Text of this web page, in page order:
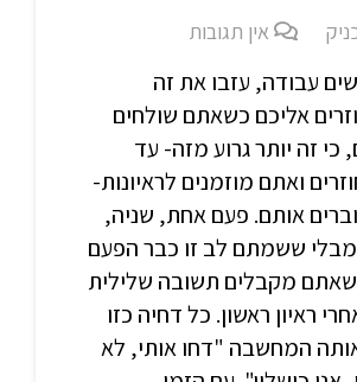
אין תגובות
עבודה, עזבו את זה
אליכם כשאתם שולחים
כי זה יותר גרוע מזה- עד
ואתם מוזמנים לראיונות-
אותם. פעם אחת, שניה,
ששמתם לב זו כבר הפעם
מקבלים תשובה שלילית
ראיון ראשון. כל דחיה כזו
המחשבה "דחו אותי, לא